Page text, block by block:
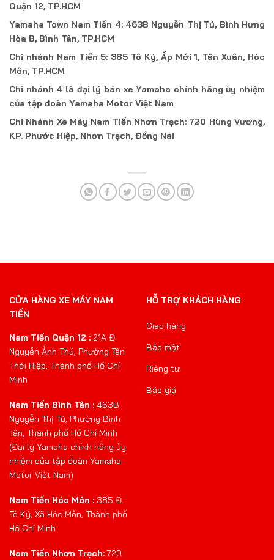
Quận 12, TP.HCM
Yamaha Town Nam Tiến 4: 463B Nguyễn Thị Tú, Bình Hưng
Hòa B, Bình Tân, TP.HCM
Chi nhánh Nam Tiến 5: 385 Tô Ký, Ấp Mới 1, Tân Xuân, Hóc
Môn, TP.HCM
Chi nhánh 4 là đại lý bán xe Yamaha chính hãng ủy nhiệm
của tập đoàn Yamaha Motor Việt Nam
Chi Nhánh Xe Máy Nam Tiến Nhơn Trạch: 720 Hùng Vương,
KP. Phước Hiệp, Nhơn Trạch, Đồng Nai
CỬA HÀNG XE MÁY NAM
TIẾN
Nam Tiến Quận 12 : 21A Đ.
Nguyễn Ảnh Thủ, Phường Tân
Thới Hiệp, Thành phố Hồ Chí
Minh
Nam Tiến Bình Tân : 463B
Nguyễn Thị Tú, Phường Bình
Tân, Thành phố Hồ Chí Minh
(Đại lý Yamaha chính hãng ủy
nhiệm của tập đoàn Yamaha
Motor Việt Nam)
Nam Tiến Hóc Môn : 385 Đ.
Tô Ký, Xã Hóc Môn, Thành phố
Hồ Chí Minh
Nam Tiến Nhơn Trạch: 720
HỖ TRỢ KHÁCH HÀNG
Giao hàng
Bảo mật
Riêng tư
Báo giá